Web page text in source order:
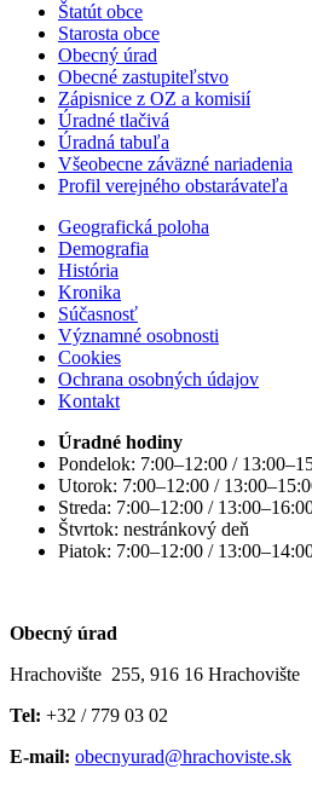
Štatút obce
Starosta obce
Obecný úrad
Obecné zastupiteľstvo
Zápisnice z OZ a komisií
Úradné tlačivá
Úradná tabuľa
Všeobecne záväzné nariadenia
Profil verejného obstarávateľa
Geografická poloha
Demografia
História
Kronika
Súčasnosť
Významné osobnosti
Cookies
Ochrana osobných údajov
Kontakt
Úradné hodiny
Pondelok: 7:00–12:00 /
Utorok: 7:00–12:00 /
Streda: 7:00–12:00 /
Štvrtok: nestránkový deň
Piatok: 7:00–12:00 /
Obecný úrad
Hrachovište 255, 916 16 Hrachovište
Tel: +32 / 779 03 02
E-mail: obecnyurad@hrachoviste.sk